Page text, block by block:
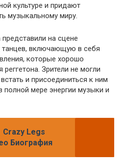
культуре и придают
музыкальному миру.
на сцене
танцев, включающую в себя
которые хорошо
Зрители не могли
и присоединиться к ним
полной мере энергии музыки и
Crazy Legs
Биография